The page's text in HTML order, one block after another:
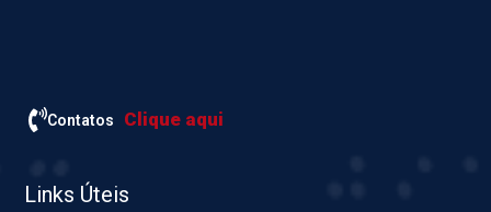
Contatos Clique aqui
Links Úteis